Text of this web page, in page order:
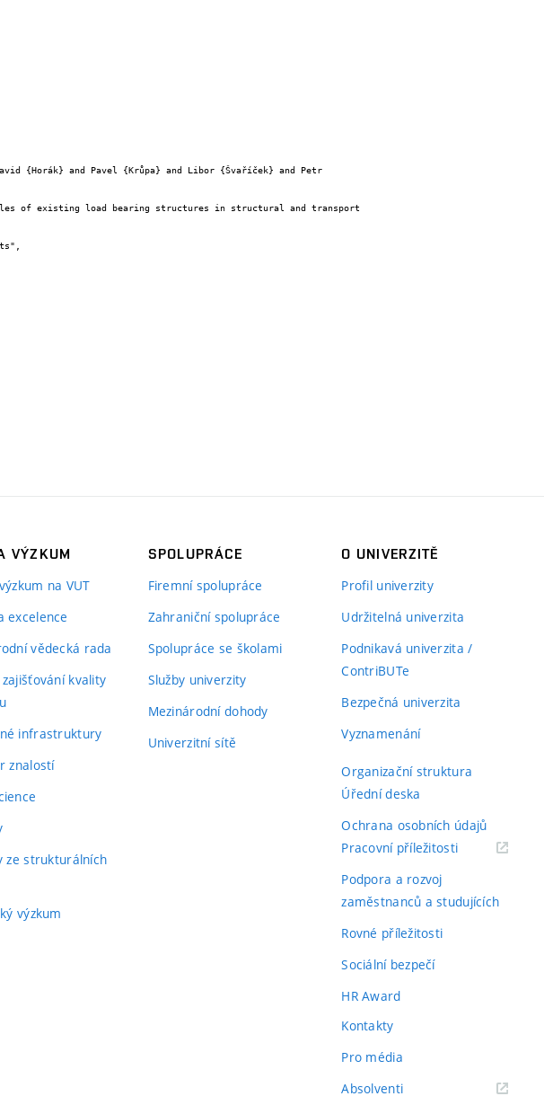
VÝZKUM
na VUT
excelence
vědecká rada
kvality
infrastruktury
znalostí
ze strukturálních
výzkum
SPOLUPRÁCE
Firemní spolupráce
Zahraniční spolupráce
Spolupráce se školami
Služby univerzity
Mezinárodní dohody
Univerzitní sítě
O UNIVERZITĚ
Profil univerzity
Udržitelná univerzita
Podnikavá univerzita /
ContriBUTe
Bezpečná univerzita
Vyznamenání
Organizační struktura
Úřední deska
Ochrana osobních údajů
Pracovní příležitosti(externí
Podpora a rozvoj
zaměstnanců a studujících
Rovné příležitosti
Sociální bezpečí
HR Award
Kontakty
Pro média
Absolventi(externí